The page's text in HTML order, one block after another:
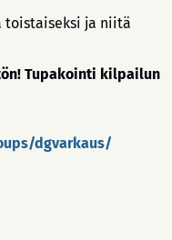
toistaiseksi ja niitä
Tupakointi kilpailun
dgvarkaus/